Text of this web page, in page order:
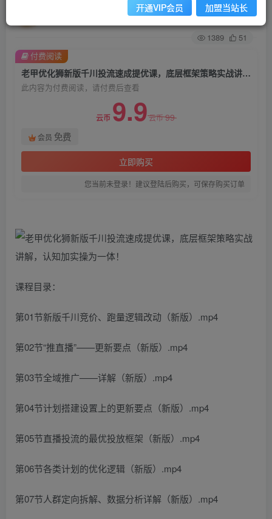
关注 私信
1389 51
老甲优化狮新版千川投流速成提优课，底层框架策略实战讲解，认知加实操为一体！
此内容为付费阅读，请付费后查看
云币 9.9云币99
会员 免费
立即购买
您当前未登录！建议登陆后购买，可保存购买订单
付费阅读
课程目录：
第01节新版千川竞价、跑量逻辑改动（新版）.mp4
第02节“推直播”——更新要点（新版）.mp4
第03节全域推广——详解（新版）.mp4
第04节计划搭建设置上的更新要点（新版）.mp4
第05节直播投流的最优投放框架（新版）.mp4
第06节各类计划的优化逻辑（新版）.mp4
第07节人群定向拆解、数据分析详解（新版）.mp4
开通VIP会员 加盟当站长